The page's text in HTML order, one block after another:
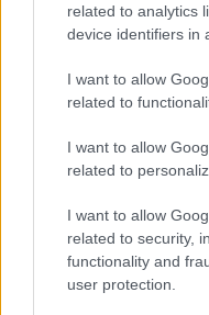
related to analytics
device identifiers in
I want to allow
related to
I want to allow
related to
I want to allow
related to security,
functionality and
user protection.
NÉPSZERŰ